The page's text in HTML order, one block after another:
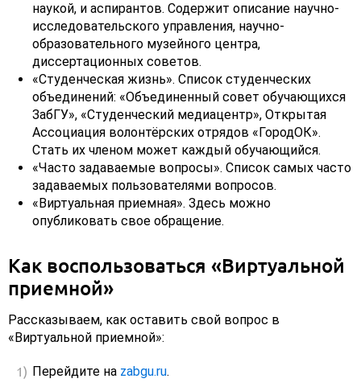
наукой, и аспирантов. Содержит описание научно-
исследовательского управления, научно-
образовательного музейного центра,
диссертационных советов.
«Студенческая жизнь». Список студенческих
объединений: «Объединенный совет обучающихся
ЗабГУ», «Студенческий медиацентр», Открытая
Ассоциация волонтёрских отрядов «ГородОК».
Стать их членом может каждый обучающийся.
«Часто задаваемые вопросы». Список самых часто
задаваемых пользователями вопросов.
«Виртуальная приемная». Здесь можно
опубликовать свое обращение.
Как воспользоваться «Виртуальной
приемной»
Рассказываем, как оставить свой вопрос в
«Виртуальной приемной»:
Перейдите на zabgu.ru.